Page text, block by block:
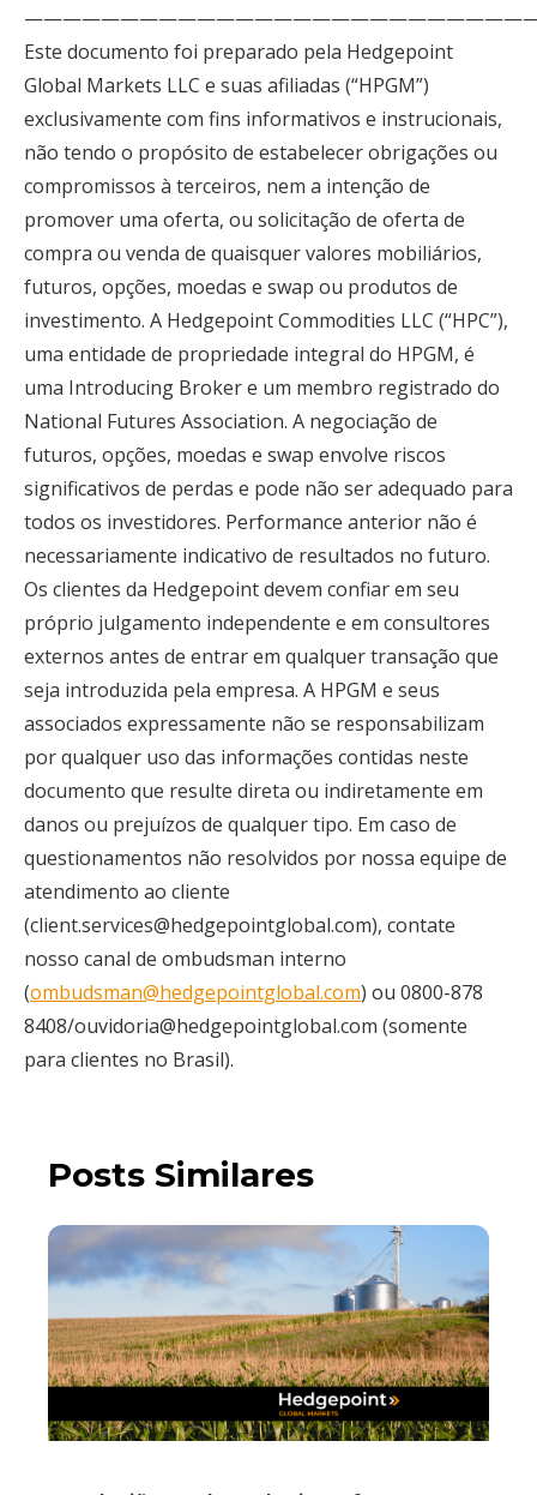
Este documento foi preparado pela Hedgepoint
Global Markets LLC e suas afiliadas (“HPGM”)
exclusivamente com fins informativos e instrucionais,
não tendo o propósito de estabelecer obrigações ou
compromissos à terceiros, nem a intenção de
promover uma oferta, ou solicitação de oferta de
compra ou venda de quaisquer valores mobiliários,
futuros, opções, moedas e swap ou produtos de
investimento. A Hedgepoint Commodities LLC (“HPC”),
uma entidade de propriedade integral do HPGM, é
uma Introducing Broker e um membro registrado do
National Futures Association. A negociação de
futuros, opções, moedas e swap envolve riscos
significativos de perdas e pode não ser adequado para
todos os investidores. Performance anterior não é
necessariamente indicativo de resultados no futuro.
Os clientes da Hedgepoint devem confiar em seu
próprio julgamento independente e em consultores
externos antes de entrar em qualquer transação que
seja introduzida pela empresa. A HPGM e seus
associados expressamente não se responsabilizam
por qualquer uso das informações contidas neste
documento que resulte direta ou indiretamente em
danos ou prejuízos de qualquer tipo. Em caso de
questionamentos não resolvidos por nossa equipe de
atendimento ao cliente
(client.services@hedgepointglobal.com), contate
nosso canal de ombudsman interno
(ombudsman@hedgepointglobal.com) ou 0800-878
8408/ouvidoria@hedgepointglobal.com (somente
para clientes no Brasil).
Posts Similares